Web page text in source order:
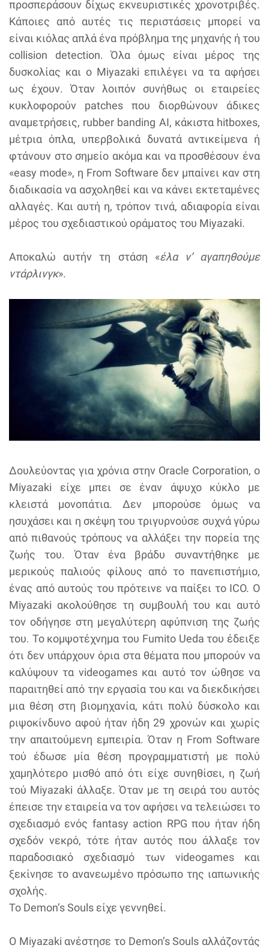
προσπεράσουν δίχως εκνευριστικές χρονοτριβές.
Κάποιες από αυτές τις περιστάσεις μπορεί να
είναι κιόλας απλά ένα πρόβλημα της μηχανής ή του
collision detection. Όλα όμως είναι μέρος της
δυσκολίας και ο Miyazaki επιλέγει να τα αφήσει
ως έχουν. Όταν λοιπόν συνήθως οι εταιρείες
κυκλοφορούν patches που διορθώνουν άδικες
αναμετρήσεις, rubber banding AI, κάκιστα hitboxes,
μέτρια όπλα, υπερβολικά δυνατά αντικείμενα ή
φτάνουν στο σημείο ακόμα και να προσθέσουν ένα
«easy mode», η From Software δεν μπαίνει καν στη
διαδικασία να ασχοληθεί και να κάνει εκτεταμένες
αλλαγές. Και αυτή η, τρόπον τινά, αδιαφορία είναι
μέρος του σχεδιαστικού οράματος του Miyazaki.
Αποκαλώ αυτήν τη στάση «έλα ν’ αγαπηθούμε
ντάρλινγκ».
Δουλεύοντας για χρόνια στην Oracle Corporation, o
Miyazaki είχε μπει σε έναν άψυχο κύκλο με
κλειστά μονοπάτια. Δεν μπορούσε όμως να
ησυχάσει και η σκέψη του τριγυρνούσε συχνά γύρω
από πιθανούς τρόπους να αλλάξει την πορεία της
ζωής του. Όταν ένα βράδυ συναντήθηκε με
μερικούς παλιούς φίλους από το πανεπιστήμιο,
ένας από αυτούς του πρότεινε να παίξει το ICO. O
Miyazaki ακολούθησε τη συμβουλή του και αυτό
τον οδήγησε στη μεγαλύτερη αφύπνιση της ζωής
του. Το κομψοτέχνημα του Fumito Ueda του έδειξε
ότι δεν υπάρχουν όρια στα θέματα που μπορούν να
καλύψουν τα videogames και αυτό τον ώθησε να
παραιτηθεί από την εργασία του και να διεκδικήσει
μια θέση στη βιομηχανία, κάτι πολύ δύσκολο και
ριψοκίνδυνο αφού ήταν ήδη 29 χρονών και χωρίς
την απαιτούμενη εμπειρία. Όταν η From Software
τού έδωσε μία θέση προγραμματιστή με πολύ
χαμηλότερο μισθό από ότι είχε συνηθίσει, η ζωή
τού Miyazaki άλλαξε. Όταν με τη σειρά του αυτός
έπεισε την εταιρεία να τον αφήσει να τελειώσει το
σχεδιασμό ενός fantasy action RPG που ήταν ήδη
σχεδόν νεκρό, τότε ήταν αυτός που άλλαξε τον
παραδοσιακό σχεδιασμό των videogames και
ξεκίνησε το ανανεωμένο πρόσωπο της ιαπωνικής
σχολής.
Το Demon’s Souls είχε γεννηθεί.
O Miyazaki ανέστησε το Demon’s Souls αλλάζοντάς